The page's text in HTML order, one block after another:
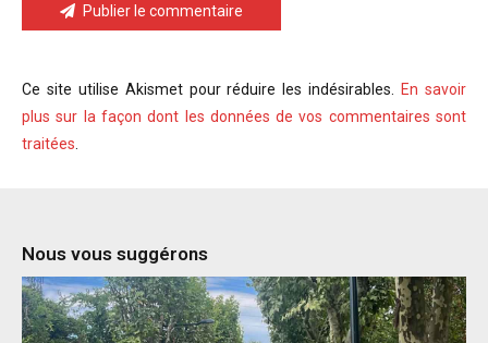
Publier le commentaire
Ce site utilise Akismet pour réduire les indésirables. En savoir
plus sur la façon dont les données de vos commentaires sont
traitées.
Nous vous suggérons